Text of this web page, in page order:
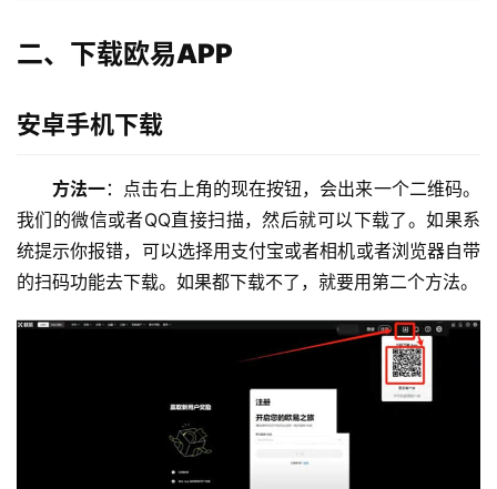
二、下载欧易APP
安卓手机下载
方法一：点击右上角的现在按钮，会出来一个二维码。
我们的微信或者QQ直接扫描，然后就可以下载了。如果系
统提示你报错，可以选择用支付宝或者相机或者浏览器自带
的扫码功能去下载。如果都下载不了，就要用第二个方法。